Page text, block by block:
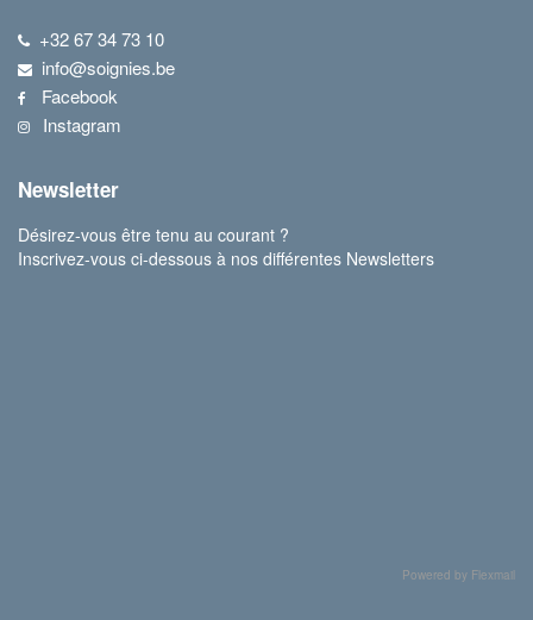
+32 67 34 73 10
info@soignies.be
Facebook
Instagram
Newsletter
Désirez-vous être tenu au courant ?
Inscrivez-vous ci-dessous à nos différentes Newsletters
Powered by Flexmail